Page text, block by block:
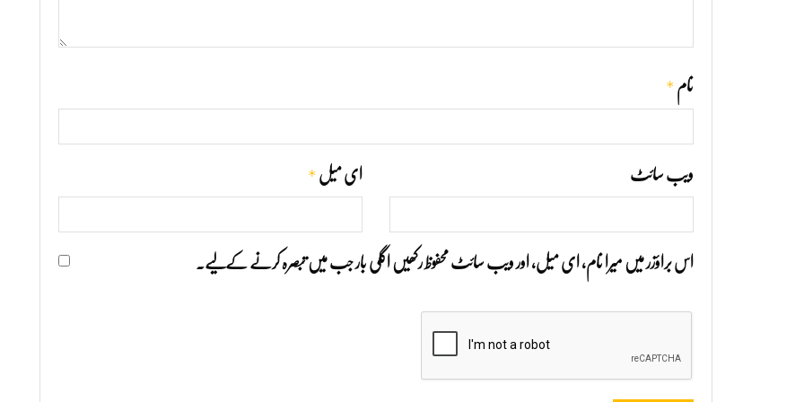
نام *
ای میل * ویب‌ سائٹ
اس براؤزر میں میرا نام، ای میل، اور ویب سائٹ محفوظ رکھیں اگلی بار جب میں تبصرہ کرنے کےلیے۔